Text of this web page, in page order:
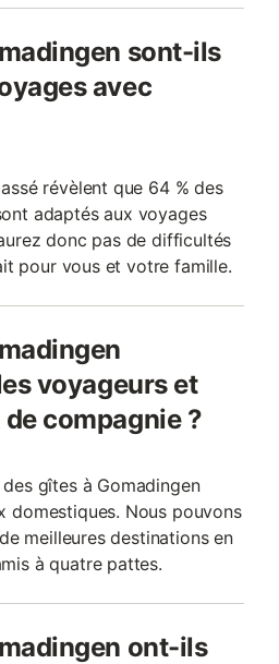
sont-ils
avec
révèlent que 64 % des
adaptés aux voyages
donc pas de difficultés
pour vous et votre famille.
voyageurs et
compagnie ?
gîtes à Gomadingen
domestiques. Nous pouvons
meilleures destinations en
à quatre pattes.
ont-ils